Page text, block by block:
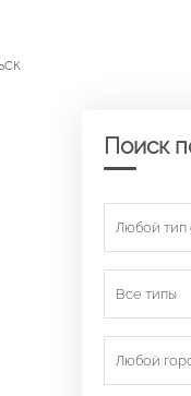
Поиск
Любой тип
Все типы
Любой